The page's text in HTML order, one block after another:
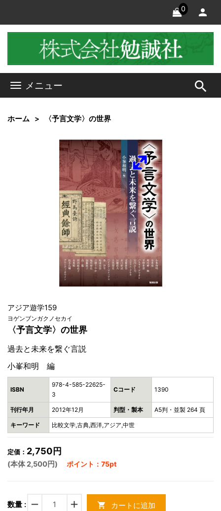
0
メニュー search
ホーム 〈予言文学〉の世界
アジア遊学159
ヨゲンブンガクノセカイ
〈予言文学〉の世界
過去と未来を繋ぐ言説
小峯和明 編
ISBN
978-4-585-22625-
3
Cコード 1390
刊行年月 2012年12月 判型・製本 A5判・並製 264 頁
キーワード 比較文学,古典,西洋,アジア,中世
定価： 2,750円
(本体 2,500円) ポイント：75pt
数量 : remove add shopping_cart カートに追加